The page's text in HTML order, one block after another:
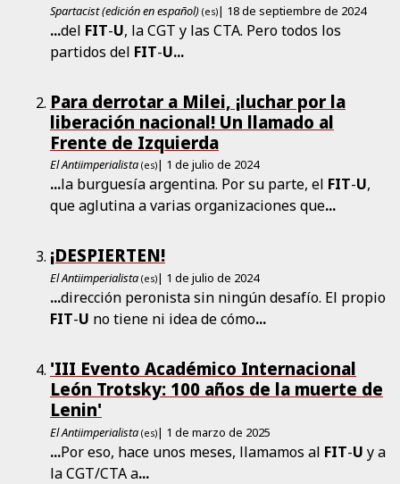
Spartacist (edición en español) (es)| 18 de septiembre de 2024
...del FIT-U, la CGT y las CTA. Pero todos los
partidos del FIT-U...
Para derrotar a Milei, ¡luchar por la
liberación nacional! Un llamado al
Frente de Izquierda
El Antiimperialista (es)| 1 de julio de 2024
...la burguesía argentina. Por su parte, el FIT-U,
que aglutina a varias organizaciones que...
¡DESPIERTEN!
El Antiimperialista (es)| 1 de julio de 2024
...dirección peronista sin ningún desafío. El propio
FIT-U no tiene ni idea de cómo...
'III Evento Académico Internacional
León Trotsky: 100 años de la muerte de
Lenin'
El Antiimperialista (es)| 1 de marzo de 2025
...Por eso, hace unos meses, llamamos al FIT-U y a
la CGT/CTA a...